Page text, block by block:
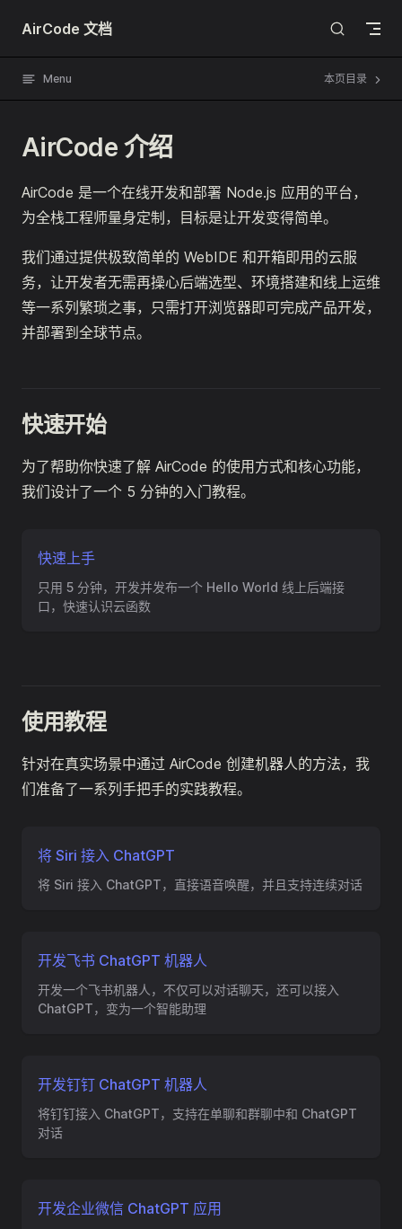
Skip to content
AirCode 文档
Menu 本页目录
AirCode 介绍
AirCode 是一个在线开发和部署 Node.js 应用的平台，
为全栈工程师量身定制，目标是让开发变得简单。
我们通过提供极致简单的 WebIDE 和开箱即用的云服
务，让开发者无需再操心后端选型、环境搭建和线上运维
等一系列繁琐之事，只需打开浏览器即可完成产品开发，
并部署到全球节点。
快速开始
为了帮助你快速了解 AirCode 的使用方式和核心功能，
我们设计了一个 5 分钟的入门教程。
快速上手
只用 5 分钟，开发并发布一个 Hello World 线上后端接
口，快速认识云函数
使用教程
针对在真实场景中通过 AirCode 创建机器人的方法，我
们准备了一系列手把手的实践教程。
将 Siri 接入 ChatGPT
将 Siri 接入 ChatGPT，直接语音唤醒，并且支持连续对话
开发飞书 ChatGPT 机器人
开发一个飞书机器人，不仅可以对话聊天，还可以接入
ChatGPT，变为一个智能助理
开发钉钉 ChatGPT 机器人
将钉钉接入 ChatGPT，支持在单聊和群聊中和 ChatGPT
对话
开发企业微信 ChatGPT 应用